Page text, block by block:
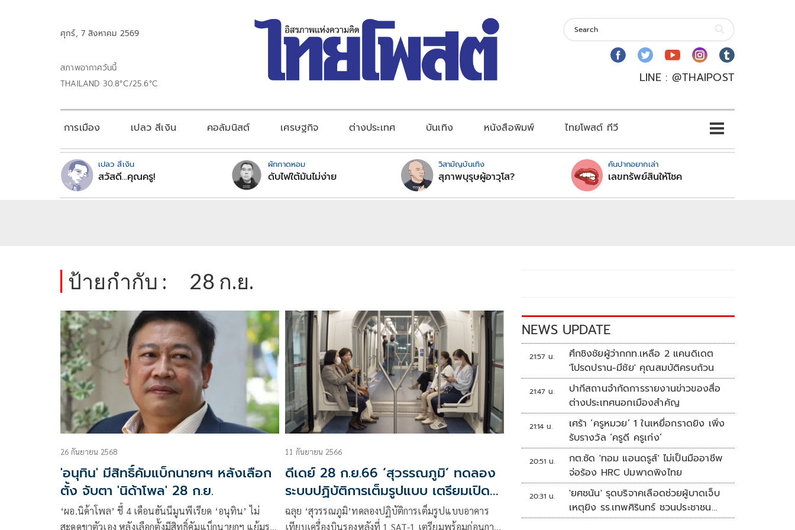
ศุกร์, 7 สิงหาคม 2569
สภาพอากาศวันนี้
THAILAND 30.8°C/25.6°C
LINE : @THAIPOST
การเมือง เปลว สีเงิน คอลัมนิสต์ เศรษฐกิจ ต่างประเทศ บันเทิง หนังสือพิมพ์ ไทยโพสต์ ทีวี
เปลว สีเงิน
สวัสดี...คุณครู!
ผักกาดหอม
ดับไฟใต้มันไม่ง่าย
วิสามัญบันเทิง
สุภาพบุรุษผู้อาวุโส?
คันปากอยากเล่า
เลขทรัพย์สินให้โชค
ป้ายกำกับ : 28 ก.ย.
26 กันยายน 2568
'อนุทิน' มีสิทธิ์คัมแบ็กนายกฯ หลังเลือก
ตั้ง จับตา 'นิด้าโพล' 28 ก.ย.
‘ผอ.นิด้าโพล’ ชี้ 4 เดือนฮันนีมูนพีเรียด ‘อนุทิน’ ไม่
สะดุดขาตัวเอง หลังเลือกตั้งมีสิทธิ์คัมแบ็กนายกฯ แย้มรอ
11 กันยายน 2566
ดีเดย์ 28 ก.ย.66 ‘สุวรรณภูมิ’ ทดลอง
ระบบปฏิบัติการเต็มรูปแบบ เตรียมเปิด
อาคาร SAT-1
ฉลุย ‘สุวรรณภูมิ’ทดลองปฏิบัติการเต็มรูปแบบอาคาร
เทียบเครื่องบินรองหลังที่ 1 SAT-1 เตรียมพร้อมก่อนการ
NEWS UPDATE
21:57 น.
ศึกชิงชัยผู้ว่ากกท.เหลือ 2 แคนดิเดต
'โปรดปราน-มีชัย' คุณสมบัติครบถ้วน
21:47 น.
ปากีสถานจำกัดการรายงานข่าวของสื่อ
ต่างประเทศนอกเมืองสำคัญ
21:14 น.
เศร้า ‘ครูหมวย’ 1 ในเหยื่อกราดยิง เพิ่ง
รับรางวัล ‘ครูดี ครูเก่ง’
20:51 น.
กต.ซัด 'ทอม แอนดรูส์' ไม่เป็นมืออาชีพ
จ่อร้อง HRC ปมพาดพิงไทย
20:31 น.
'ยศชนัน' รุดบริจาคเลือดช่วยผู้บาดเจ็บ
เหตุยิง รร.เทพศิรินทร์ ชวนประชาชน
ร่วมบริจาค